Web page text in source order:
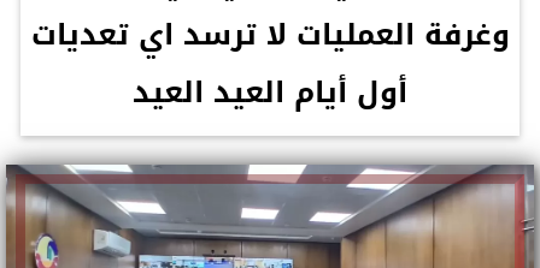
وغرفة العمليات لا ترسد اي تعديات
أول أيام العيد العيد